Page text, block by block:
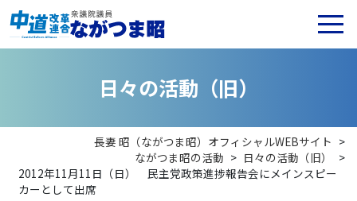
日々の活動 （旧）
長妻 昭（ながつま昭）オフィシャルWEBサイト >
ながつま昭の活動 > 日々の活動（旧）
>
2012年11月11日（日） 民主党政策進捗報告会にメインスピー
カーとして出席